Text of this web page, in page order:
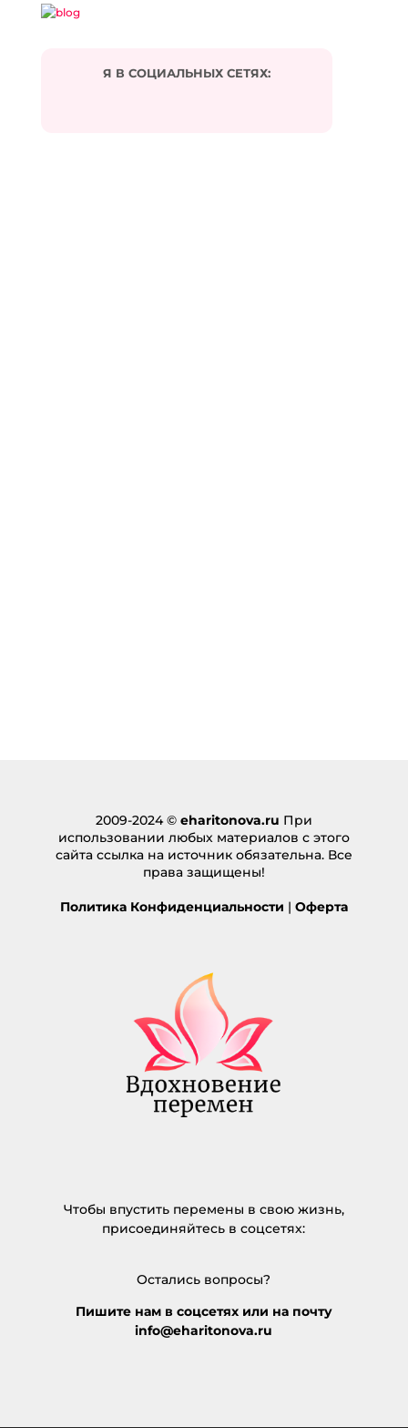
Я В СОЦИАЛЬНЫХ СЕТЯХ:
2009-2024 © eharitonova.ru При
использовании любых материалов с этого
сайта ссылка на источник обязательна. Все
права защищены!
Политика Конфиденциальности | Оферта
Чтобы впустить перемены в свою жизнь,
присоединяйтесь в соцсетях:
Остались вопросы?
Пишите нам в соцсетях или на почту
info@eharitonova.ru